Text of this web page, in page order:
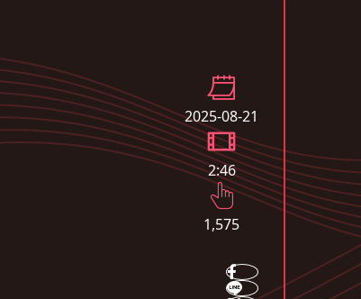
2025-08-21
2:46
1,575